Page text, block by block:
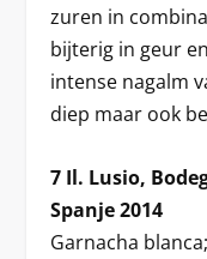
zuren in
bijterig in geur
intense nagalm
diep maar ook
7 Il. Lusio,
Spanje 2014
Garnacha